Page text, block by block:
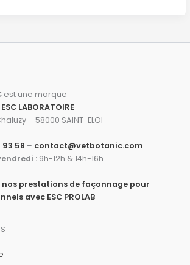
est une marque
ESC LABORATOIRE
– 58000 SAINT-ELOI
93 58 – contact@vetbotanic.com
: 9h-12h & 14h-16h
nos prestations de façonnage pour
avec ESC PROLAB